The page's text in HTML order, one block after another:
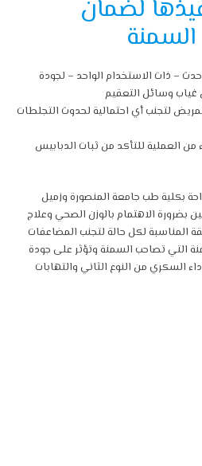
لضمان
– ذات الاستخدام الواحد – لجودة
غياب وسائل التعقيم
لتجنب أي احتمالية لحدوث التجلطات
من العملية للتأكد من ثبات الدبابيس
بكلية طب جامعة المنصورة وزميل
بضرورة الاهتمام بالوزن الصحي وعلاج
المناسبة لكل حالة لتجنب المضاعفات
التي تصاحب السمنة وتؤثر على جودة
السكري من النوع الثاني والتهابات